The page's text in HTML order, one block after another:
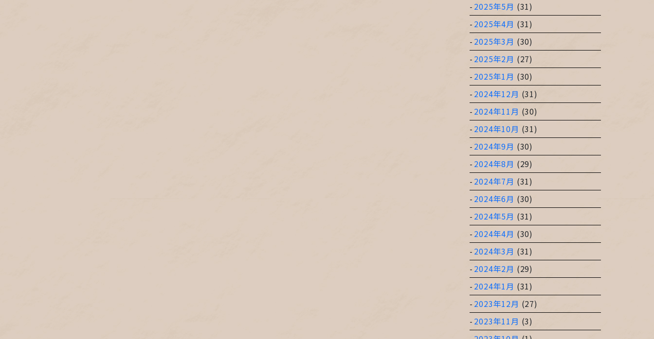
2025年5月 (31)
2025年4月 (31)
2025年3月 (30)
2025年2月 (27)
2025年1月 (30)
2024年12月 (31)
2024年11月 (30)
2024年10月 (31)
2024年9月 (30)
2024年8月 (29)
2024年7月 (31)
2024年6月 (30)
2024年5月 (31)
2024年4月 (30)
2024年3月 (31)
2024年2月 (29)
2024年1月 (31)
2023年12月 (27)
2023年11月 (3)